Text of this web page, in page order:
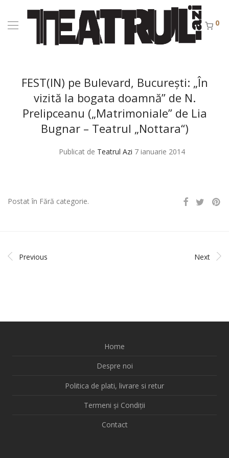
0
FEST(IN) pe Bulevard, Bucureşti: „În
vizită la bogata doamnă” de N.
Prelipceanu („Matrimoniale” de Lia
Bugnar – Teatrul „Nottara“)
Publicat de Teatrul Azi 7 ianuarie 2014
Postat în Fără categorie.
Previous Next
Home
Despre noi
Politica de plati, livrare si retur
Termeni și Condiții
Contact